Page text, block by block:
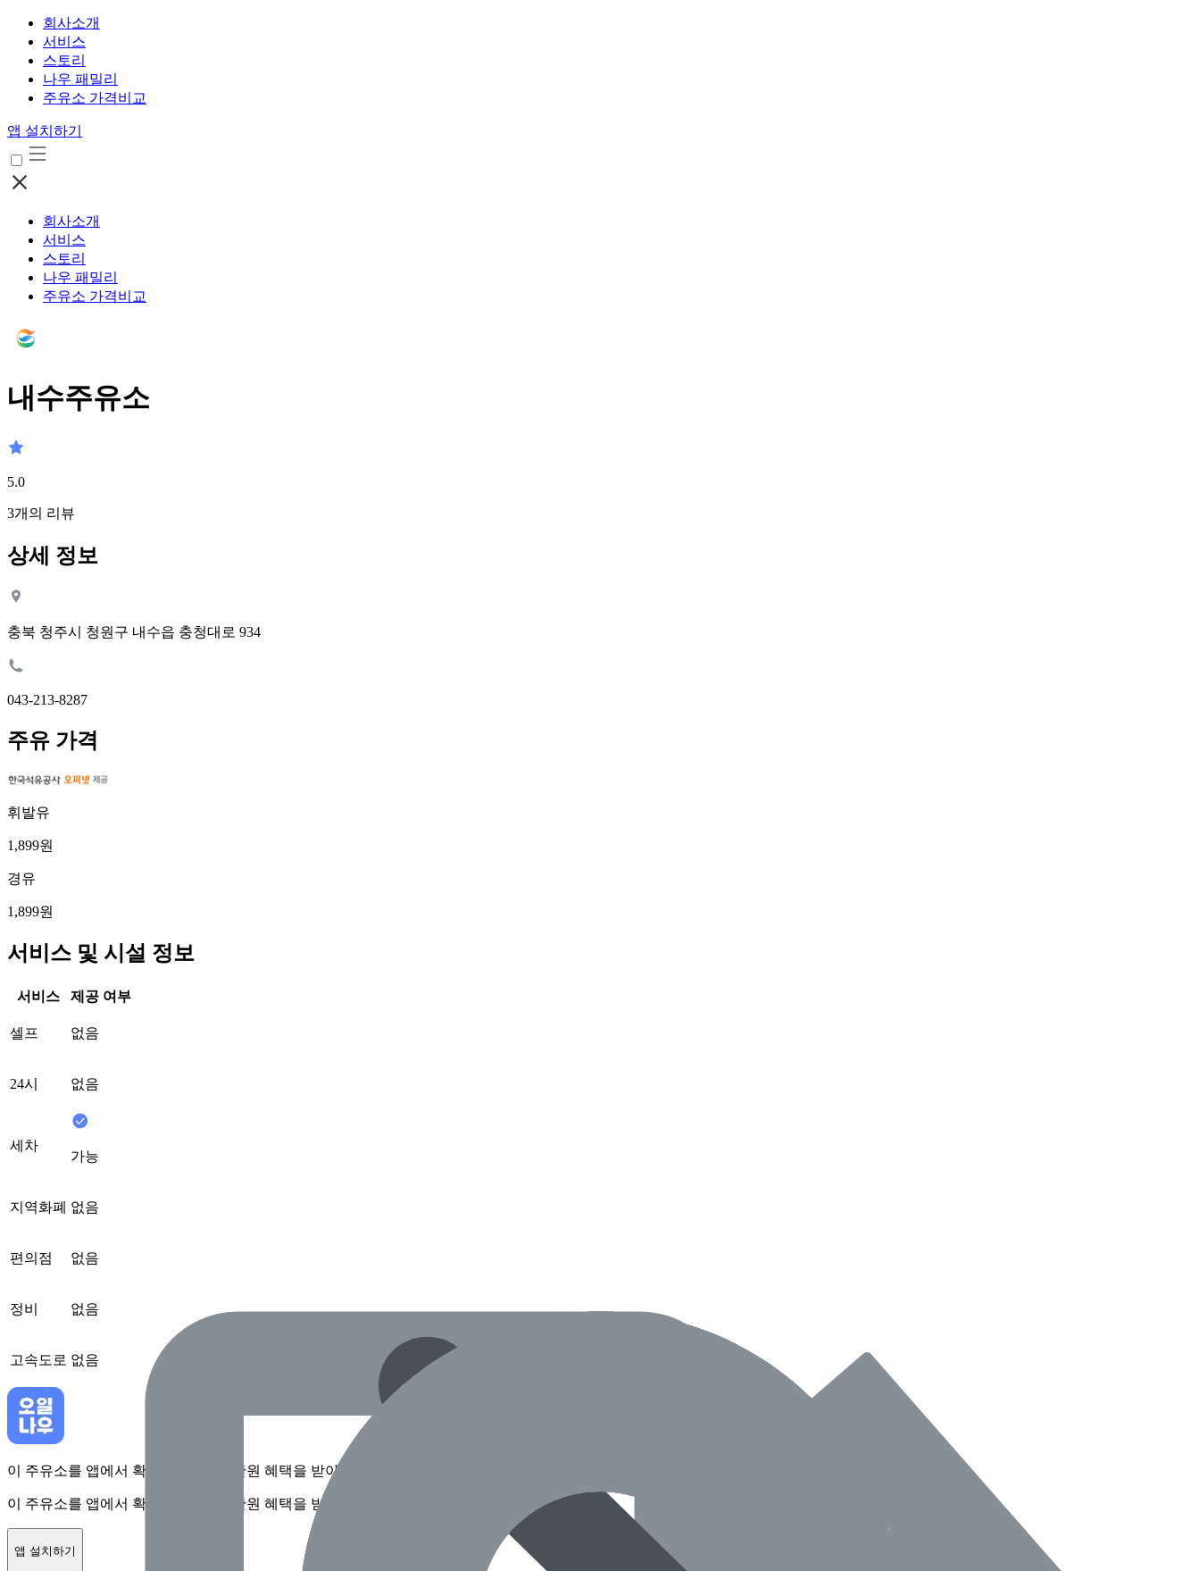
회사소개
서비스
스토리
나우 패밀리
주유소 가격비교
앱 설치하기
회사소개
서비스
스토리
나우 패밀리
주유소 가격비교
내수주유소
5.0
3개의 리뷰
상세 정보
충북 청주시 청원구 내수읍 충청대로 934
043-213-8287
주유 가격
휘발유
1,899원
경유
1,899원
서비스 및 시설 정보
서비스 제공 여부
셀프 없음
24시 없음
세차
가능
지역화폐 없음
편의점 없음
정비 없음
고속도로 없음
이 주유소를 앱에서 확인하고 최대 1만원 혜택을 받아보세요
이 주유소를 앱에서 확인하고 최대 1만원 혜택을 받아보세요
앱 설치하기